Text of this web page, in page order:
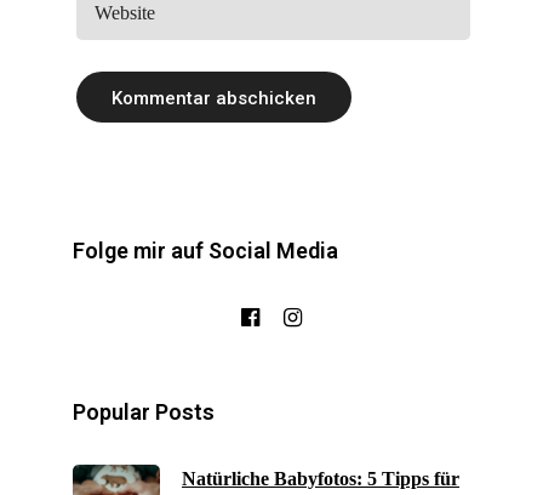
Folge mir auf Social Media
Popular Posts
Natürliche Babyfotos: 5 Tipps für